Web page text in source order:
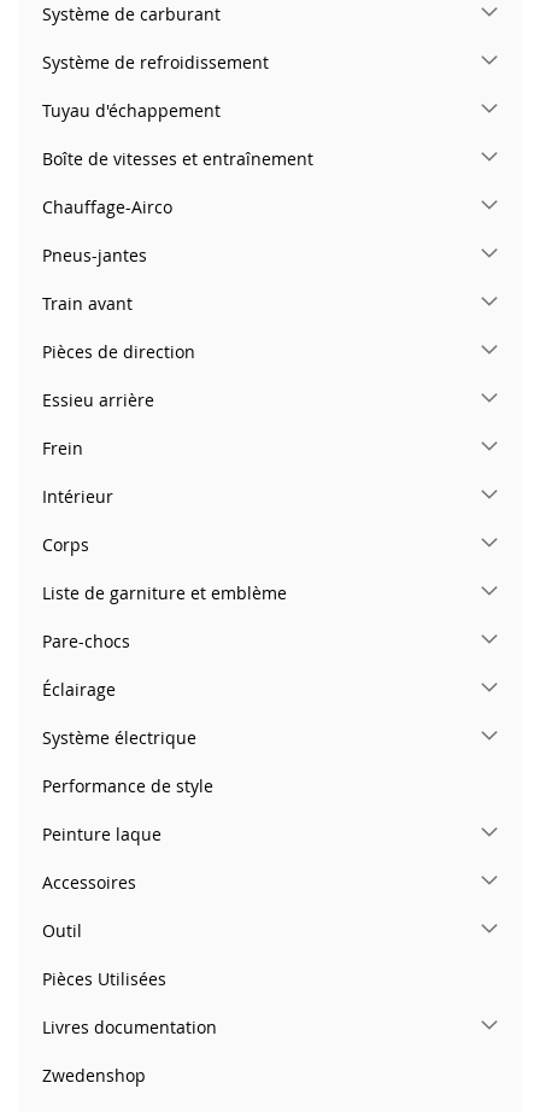
Système de carburant
Système de refroidissement
Tuyau d'échappement
Boîte de vitesses et entraînement
Chauffage-Airco
Pneus-jantes
Train avant
Pièces de direction
Essieu arrière
Frein
Intérieur
Corps
Liste de garniture et emblème
Pare-chocs
Éclairage
Système électrique
Performance de style
Peinture laque
Accessoires
Outil
Pièces Utilisées
Livres documentation
Zwedenshop